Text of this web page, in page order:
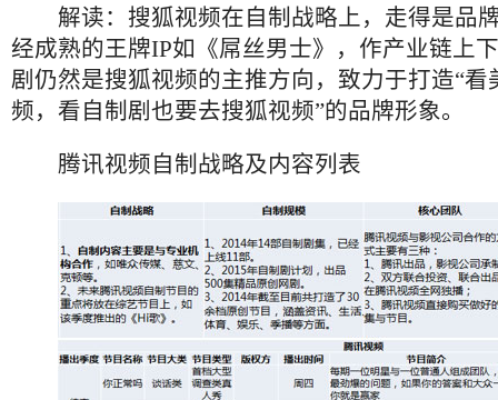
解读：搜狐视频在自制战略上，走得是品
经成熟的王牌IP如《屌丝男士》，作产业链上
剧仍然是搜狐视频的主推方向，致力于打造“看
频，看自制剧也要去搜狐视频”的品牌形象。
腾讯视频自制战略及内容列表